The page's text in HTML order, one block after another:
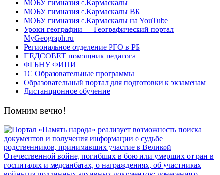
МОБУ гимназия с.Кармаскалы
МОБУ гимназия с.Кармаскалы ВК
МОБУ гимназия с.Кармаскалы на YouTube
Уроки географии — Географический портал
MyGeograph.ru
Региональное отделение РГО в РБ
ПЕДСОВЕТ помощник педагога
ФГБНУ ФИПИ
1С Образовательные программы
Образовательный портал для подготовки к экзаменам
Дистанционное обучение
Помним вечно!